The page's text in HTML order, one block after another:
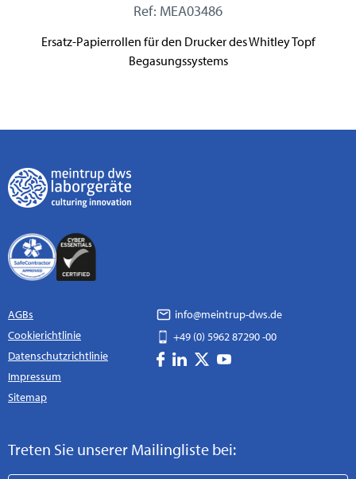
Ref: MEA03486
Ersatz-Papierrollen für den Drucker des Whitley Topf
Begasungssystems
AGBs
Cookierichtlinie
Datenschutzrichtlinie
Impressum
Sitemap
info@meintrup-dws.de
+49 (0) 5962 87290 -00
Treten Sie unserer Mailingliste bei: